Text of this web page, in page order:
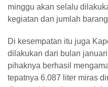
minggu akan selalu
kegiatan dan jumlah
Di kesempatan itu juga
dilakukan dari bulan
pihaknya berhasil
tepatnya 6.087 liter miras